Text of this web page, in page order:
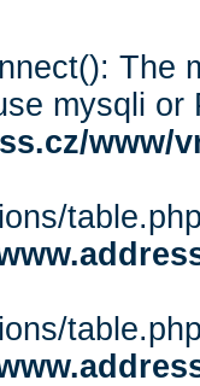
The
mysqli or
www/